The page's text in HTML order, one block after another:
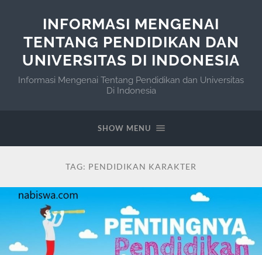
INFORMASI MENGENAI
TENTANG PENDIDIKAN DAN
UNIVERSITAS DI INDONESIA
Informasi Mengenai Tentang Pendidikan dan Universitas
Di Indonesia
SHOW MENU
TAG: PENDIDIKAN KARAKTER